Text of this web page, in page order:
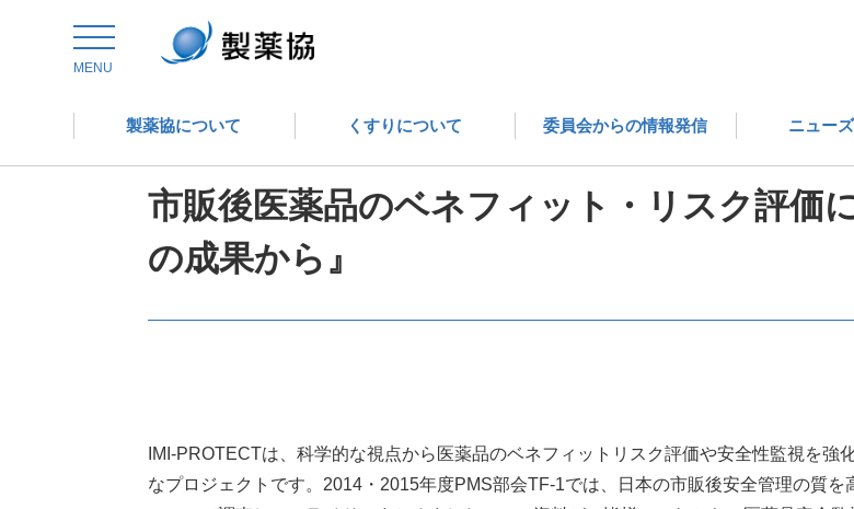
MENU
製薬協について くすりについて 委員会からの情報発信 ニュー
トップ 委員会からの情報発信 市販
市販後医薬品のベネフィット・リスク評価
の成果から』
IMI-PROTECTは、科学的な視点から医薬品のベネフィットリスク評価や安全性監視を
なプロジェクトです。2014・2015年度PMS部会TF-1では、日本の市販後安全管理の質